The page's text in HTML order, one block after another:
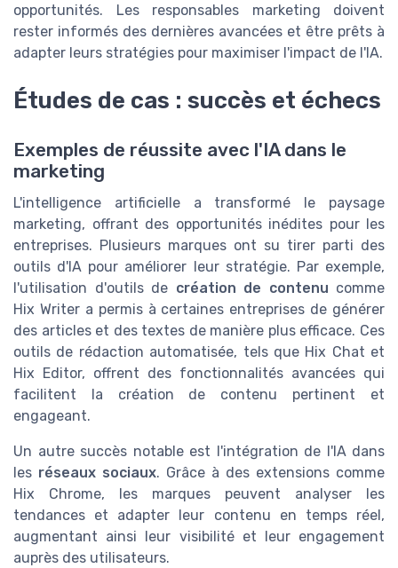
opportunités. Les responsables marketing doivent
rester informés des dernières avancées et être prêts à
adapter leurs stratégies pour maximiser l'impact de l'IA.
Études de cas : succès et échecs
Exemples de réussite avec l'IA dans le
marketing
L'intelligence artificielle a transformé le paysage
marketing, offrant des opportunités inédites pour les
entreprises. Plusieurs marques ont su tirer parti des
outils d'IA pour améliorer leur stratégie. Par exemple,
l'utilisation d'outils de création de contenu comme
Hix Writer a permis à certaines entreprises de générer
des articles et des textes de manière plus efficace. Ces
outils de rédaction automatisée, tels que Hix Chat et
Hix Editor, offrent des fonctionnalités avancées qui
facilitent la création de contenu pertinent et
engageant.
Un autre succès notable est l'intégration de l'IA dans
les réseaux sociaux. Grâce à des extensions comme
Hix Chrome, les marques peuvent analyser les
tendances et adapter leur contenu en temps réel,
augmentant ainsi leur visibilité et leur engagement
auprès des utilisateurs.